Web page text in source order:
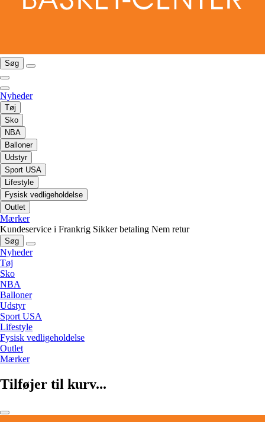
Søg
Nyheder
Tøj
Sko
NBA
Balloner
Udstyr
Sport USA
Lifestyle
Fysisk vedligeholdelse
Outlet
Mærker
Kundeservice i Frankrig Sikker betaling Nem retur
Søg
Nyheder
Tøj
Sko
NBA
Balloner
Udstyr
Sport USA
Lifestyle
Fysisk vedligeholdelse
Outlet
Mærker
Tilføjer til kurv...